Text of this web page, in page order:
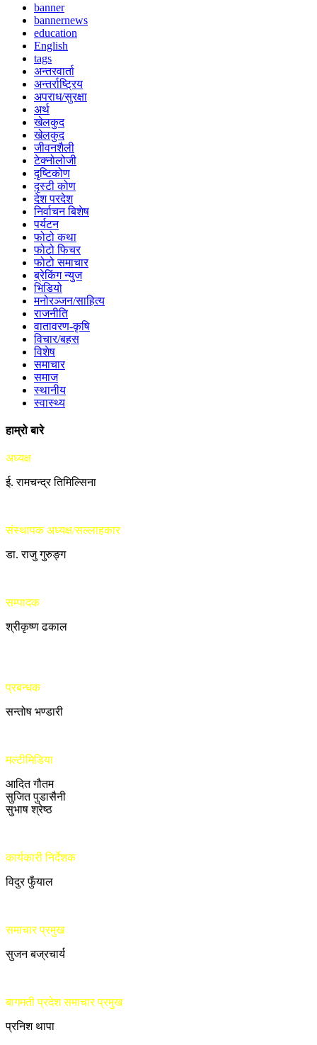
banner
bannernews
education
English
tags
अन्तरवार्ता
अन्तर्राष्ट्रिय
अपराध/सुरक्षा
अर्थ
खेलकुद
खेलकुद
जीवनशैली
टेक्नोलोजी
दृष्टिकोण
दृस्टी कोण
देश परदेश
निर्वाचन बिशेष
पर्यटन
फोटो कथा
फोटो फिचर
फोटो समाचार
ब्रेकिंग न्युज
भिडियो
मनोरञ्जन/साहित्य
राजनीति
वातावरण-कृषि
विचार/बहस
विशेष
समाचार
समाज
स्थानीय
स्वास्थ्य
हाम्रो बारे
अध्यक्ष
ई. रामचन्द्र तिमिल्सिना
संस्थापक अध्यक्ष/सल्लाहकार
डा. राजु गुरुङ्ग
सम्पादक
श्रीकृष्ण ढकाल
प्रबन्धक
सन्तोष भण्डारी
मल्टीमिडिया
आदित गौतम
सुजित पुडासैनी
सुभाष श्रेष्ठ
कार्यकारी निर्देशक
विदुर फुँयाल
समाचार प्रमुख
सुजन बज्रचार्य
बागमती प्रदेश समाचार प्रमुख
प्रनिश थापा